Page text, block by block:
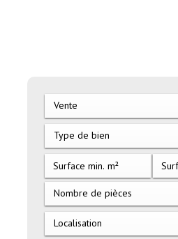
Vente
Type de bien
Nombre de pièces
Localisation